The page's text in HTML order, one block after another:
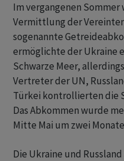
Im vergangenen
Vermittlung der
sogenannte
ermöglichte der Ukraine
Schwarze Meer,
Vertreter der UN,
Türkei kontrollierten die
Das Abkommen wurde
Mitte Mai um zwei
Die Ukraine und